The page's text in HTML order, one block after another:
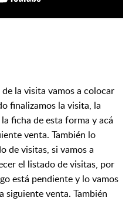
la visita vamos a colocar
finalizamos la visita, la
ficha de esta forma yacá
venta. También lo
de visitas, si vamos a
el listado de visitas, por
está pendiente y lo vamos
siguienteventa. También